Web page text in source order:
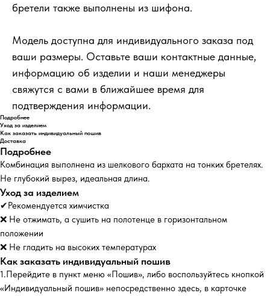
бретели также выполнены из шифона.
Модель доступна для индивидуального заказа под
ваши размеры. Оставьте ваши контактные данные,
информацию об изделии и наши менеджеры
свяжутся с вами в ближайшее время для
подтверждения информации.
Подробнее
Уход за изделием
Как заказать индивидуальный пошив
Доставка
Подробнее
Комбинация выполнена из шелкового бархата на тонких бретелях.
Не глубокий вырез, идеальная длина.
Уход за изделием
✔Рекомендуется химчистка
❌ Не отжимать, а сушить на полотенце в горизонтальном
положении
❌ Не гладить на высоких температурах
Как заказать индивидуальный пошив
1.Перейдите в пункт меню «Пошив», либо воспользуйтесь кнопкой
«Индивидуальный пошив» непосредственно здесь, в карточке